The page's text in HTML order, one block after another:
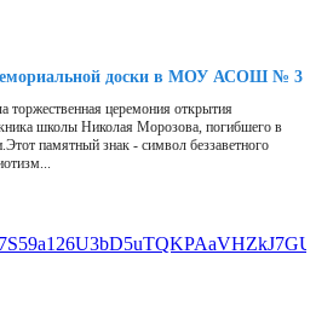
доски в МОУ АСОШ № 3
церемония открытия
школы Николая Морозова, погибшего в
памятный знак - символ беззаветного